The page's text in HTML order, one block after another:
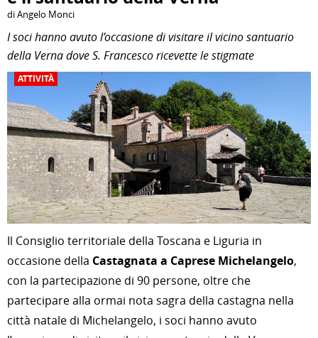
di Angelo Monci
I soci hanno avuto l’occasione di visitare il vicino santuario
della Verna dove S. Francesco ricevette le stigmate
ATTIVITÀ
Il Consiglio territoriale della Toscana e Liguria in
occasione della Castagnata a Caprese Michelangelo,
con la partecipazione di 90 persone, oltre che
partecipare alla ormai nota sagra della castagna nella
città natale di Michelangelo, i soci hanno avuto